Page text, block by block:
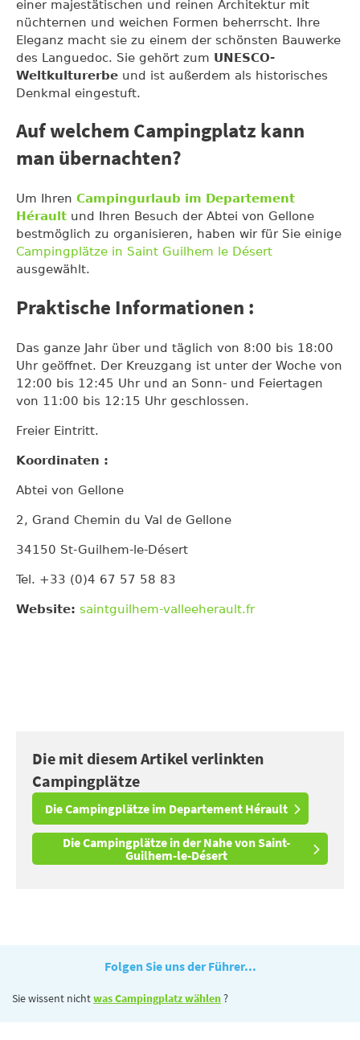
einer majestätischen und reinen Architektur mit
nüchternen und weichen Formen beherrscht. Ihre
Eleganz macht sie zu einem der schönsten Bauwerke
des Languedoc. Sie gehört zum UNESCO-
Weltkulturerbe und ist außerdem als historisches
Denkmal eingestuft.
Auf welchem Campingplatz kann
man übernachten?
Um Ihren Campingurlaub im Departement
Hérault und Ihren Besuch der Abtei von Gellone
bestmöglich zu organisieren, haben wir für Sie einige
Campingplätze in Saint Guilhem le Désert
ausgewählt.
Praktische Informationen :
Das ganze Jahr über und täglich von 8:00 bis 18:00
Uhr geöffnet. Der Kreuzgang ist unter der Woche von
12:00 bis 12:45 Uhr und an Sonn- und Feiertagen
von 11:00 bis 12:15 Uhr geschlossen.
Freier Eintritt.
Koordinaten :
Abtei von Gellone
2, Grand Chemin du Val de Gellone
34150 St-Guilhem-le-Désert
Tel. +33 (0)4 67 57 58 83
Website: saintguilhem-valleeherault.fr
Die mit diesem Artikel verlinkten
Campingplätze
Die Campingplätze im Departement Hérault
Die Campingplätze in der Nahe von Saint-
Guilhem-le-Désert
Folgen Sie uns der Führer...
Sie wissent nichtwas Campingplatz wählen?